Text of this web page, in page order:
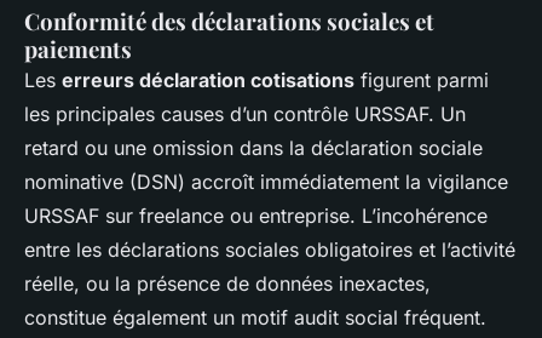
Conformité des déclarations sociales et
paiements
Les erreurs déclaration cotisations figurent parmi
les principales causes d’un contrôle URSSAF. Un
retard ou une omission dans la déclaration sociale
nominative (DSN) accroît immédiatement la vigilance
URSSAF sur freelance ou entreprise. L’incohérence
entre les déclarations sociales obligatoires et l’activité
réelle, ou la présence de données inexactes,
constitue également un motif audit social fréquent.